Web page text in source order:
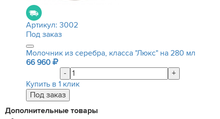
Артикул: 3002
Под заказ
Молочник из серебра, класса "Люкс" на 280 мл
66 960
-
+
Купить в 1 клик
Дополнительные товары